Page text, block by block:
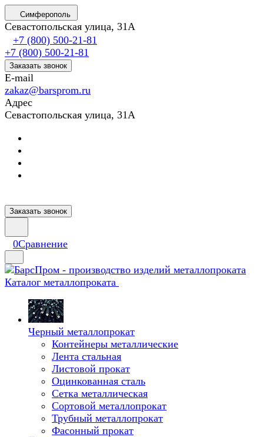
Симферополь
Севастопольская улица, 31А
+7 (800) 500-21-81
+7 (800) 500-21-81
Заказать звонок
E-mail
zakaz@barsprom.ru
Адрес
Севастопольская улица, 31А
Заказать звонок
0Сравнение
Каталог металлопроката
Черный металлопрокат
Контейнеры металлические
Лента стальная
Листовой прокат
Оцинкованная сталь
Сетка металлическая
Сортовой металлопрокат
Трубный металлопрокат
Фасонный прокат